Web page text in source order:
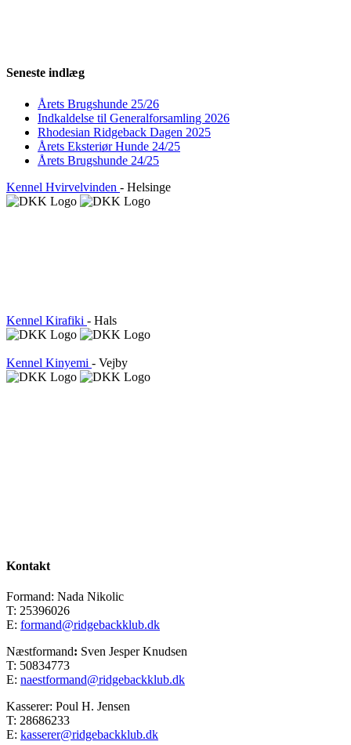
Seneste indlæg
Årets Brugshunde 25/26
Indkaldelse til Generalforsamling 2026
Rhodesian Ridgeback Dagen 2025
Årets Eksteriør Hunde 24/25
Årets Brugshunde 24/25
Kennel Hvirvelvinden - Helsinge
Kennel Kirafiki - Hals
Kennel Kinyemi - Vejby
Kontakt
Formand: Nada Nikolic
T: 25396026
E: formand@ridgebackklub.dk
Næstformand: Sven Jesper Knudsen
T: 50834773
E: naestformand@ridgebackklub.dk
Kasserer: Poul H. Jensen
T: 28686233
E: kasserer@ridgebackklub.dk